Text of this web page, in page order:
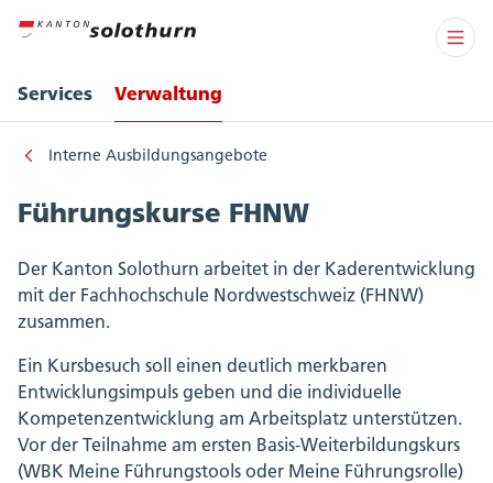
Services Verwaltung
Interne Ausbildungsangebote
Führungskurse FHNW
Der Kanton Solothurn arbeitet in der Kaderentwicklung
mit der Fachhochschule Nordwestschweiz (FHNW)
zusammen.
Ein Kursbesuch soll einen deutlich merkbaren
Entwicklungsimpuls geben und die individuelle
Kompetenzentwicklung am Arbeitsplatz unterstützen.
Vor der Teilnahme am ersten Basis-Weiterbildungskurs
(WBK Meine Führungstools oder Meine Führungsrolle)